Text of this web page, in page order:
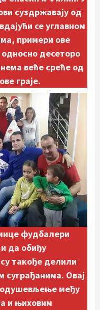
суздржавају од
се углавном
примери ове
десеторо
веће среће од
граје.
фудбалери
да обиђу
такође делили
суграђанима. Овај
одушевљење међу
и њиховим